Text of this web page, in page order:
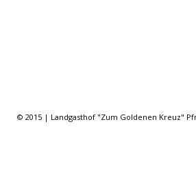
© 2015 | Landgasthof "Zum Goldenen Kreuz"